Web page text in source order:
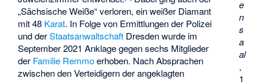
e
n
s
a
al
,
1
„Sächsische Weiße“verloren, ein weißer Diamant
mit 48 Karat. In Folge von Ermittlungen der Polizei
und derStaatsanwaltschaft Dresden wurde im
September 2021 Anklage gegen sechs Mitglieder
der Familie Remmoerhoben. Nach Absprachen
zwischen den Verteidigern der angeklagten